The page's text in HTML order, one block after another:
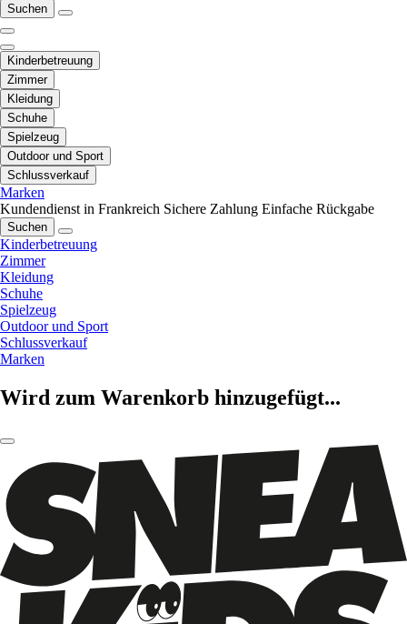
Suchen
Kinderbetreuung
Zimmer
Kleidung
Schuhe
Spielzeug
Outdoor und Sport
Schlussverkauf
Marken
Kundendienst in Frankreich Sichere Zahlung Einfache Rückgabe
Suchen
Kinderbetreuung
Zimmer
Kleidung
Schuhe
Spielzeug
Outdoor und Sport
Schlussverkauf
Marken
Wird zum Warenkorb hinzugefügt...